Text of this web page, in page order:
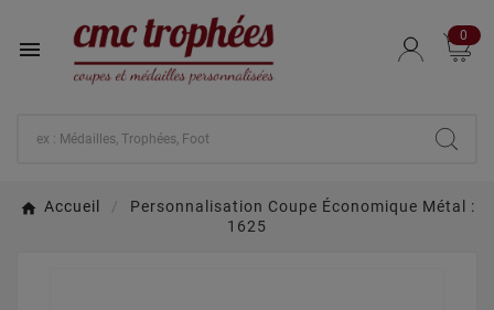

0
Accueil
Personnalisation Coupe Économique Métal :
1625